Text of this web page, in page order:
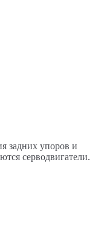
задних упоров и
серводвигатели.